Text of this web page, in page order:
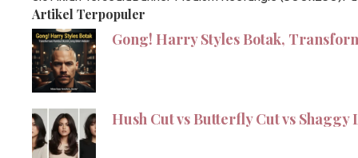
Artikel Terpopuler
Gong! Harry Styles Botak,
Hush Cut vs Butterfly Cut vs